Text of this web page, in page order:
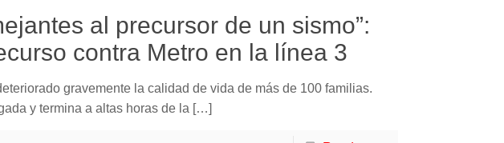
al precursor de un sismo”:
contra Metro en la línea 3
gravemente la calidad de vida de más de 100 familias.
y termina a altas horas de la […]